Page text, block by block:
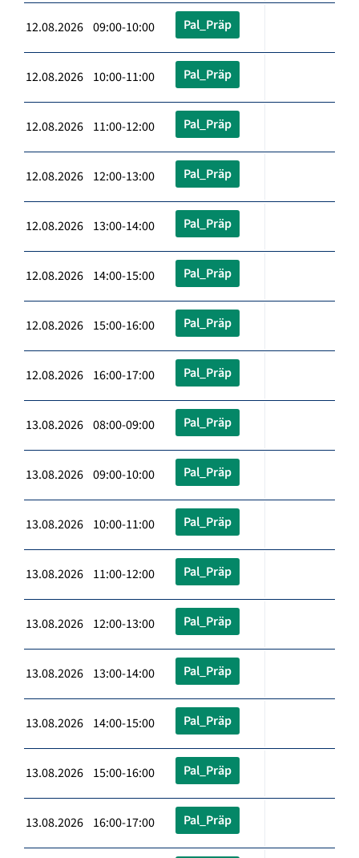
12.08.2026 09:00-10:00 Pal_Präp
12.08.2026 10:00-11:00 Pal_Präp
12.08.2026 11:00-12:00 Pal_Präp
12.08.2026 12:00-13:00 Pal_Präp
12.08.2026 13:00-14:00 Pal_Präp
12.08.2026 14:00-15:00 Pal_Präp
12.08.2026 15:00-16:00 Pal_Präp
12.08.2026 16:00-17:00 Pal_Präp
13.08.2026 08:00-09:00 Pal_Präp
13.08.2026 09:00-10:00 Pal_Präp
13.08.2026 10:00-11:00 Pal_Präp
13.08.2026 11:00-12:00 Pal_Präp
13.08.2026 12:00-13:00 Pal_Präp
13.08.2026 13:00-14:00 Pal_Präp
13.08.2026 14:00-15:00 Pal_Präp
13.08.2026 15:00-16:00 Pal_Präp
13.08.2026 16:00-17:00 Pal_Präp